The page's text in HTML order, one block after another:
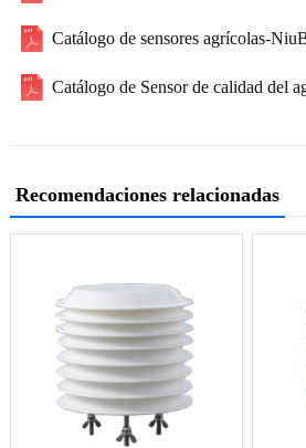
Catálogo de sensores agrícolas-
Catálogo de Sensor de calidad del
Recomendaciones relacionadas